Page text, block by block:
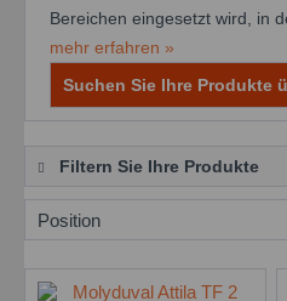
Bereichen eingesetzt wird, in
mehr erfahren »
Suchen Sie Ihre Produkte
Filtern Sie Ihre Produkte